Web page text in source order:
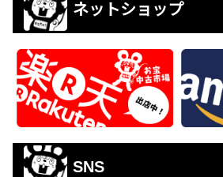
ネットショップ
SNS